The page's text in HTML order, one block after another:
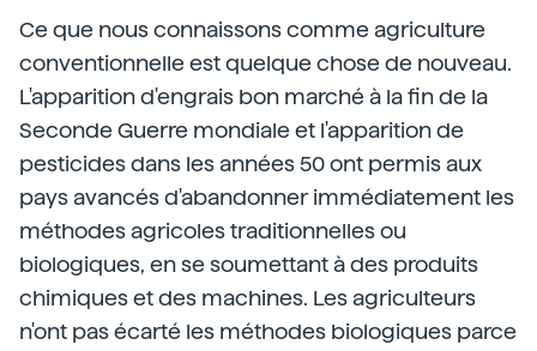
Ce que nous connaissons comme agriculture
conventionnelle est quelque chose de nouveau.
L'apparition d'engrais bon marché à la fin de la
Seconde Guerre mondiale et l'apparition de
pesticides dans les années 50 ont permis aux
pays avancés d'abandonner immédiatement les
méthodes agricoles traditionnelles ou
biologiques, en se soumettant à des produits
chimiques et des machines. Les agriculteurs
n'ont pas écarté les méthodes biologiques parce